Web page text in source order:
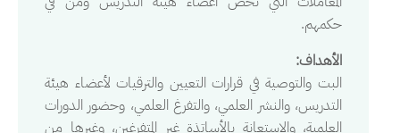
حكمهم.
اﻷهداف:
البت والتوصية في قرارات التعيين والترقيات لأعضاء هيئة
التدريس، والنشر العلمي، والتفرغ العلمي، وحضور الدورات
العلمية، والاستعانة بالأساتذة غير المتفرغين، وغيرها من